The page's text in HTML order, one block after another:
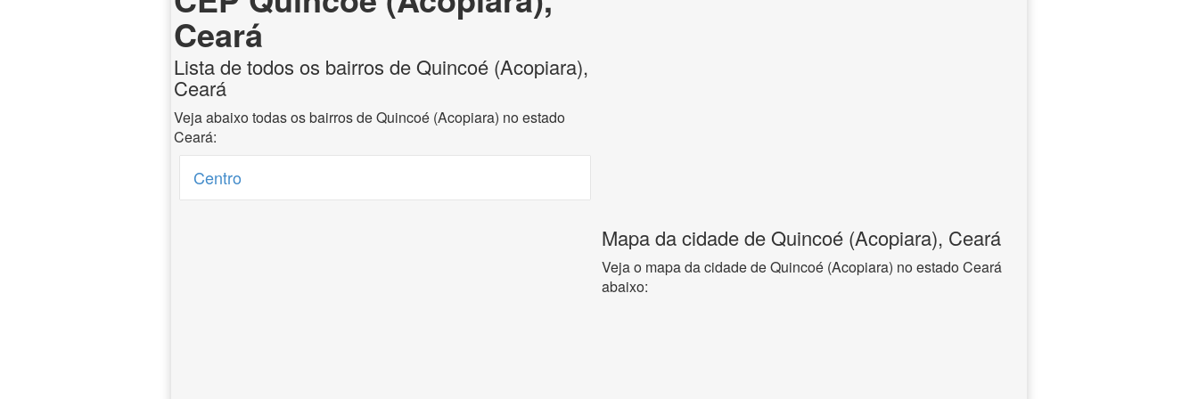
Ceará
Lista de todos os bairros de Quincoé (Acopiara),
Ceará
Veja abaixo todas os bairros de Quincoé (Acopiara) no estado
Ceará:
Centro
Mapa da cidade de Quincoé (Acopiara), Ceará
Veja o mapa da cidade de Quincoé (Acopiara) no estado Ceará
abaixo: